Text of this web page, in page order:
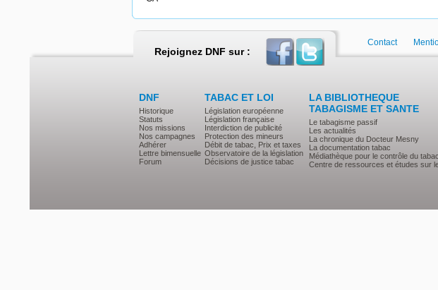
Rejoignez DNF sur :
DNF
Historique
Statuts
Nos missions
Nos campagnes
Adhérer
Lettre bimensuelle
Forum
TABAC ET LOI
Législation européenne
Législation française
Interdiction de publicité
Protection des mineurs
Débit de tabac, Prix et taxes
Observatoire de la législation
Décisions de justice tabac
LA BIBLIOTHEQUE
TABAGISME ET SANTE
Le tabagisme passif
Les actualités
La chronique du Docteur Mesny
La documentation tabac
Médiathèque pour le contrôle du tabac
Centre de ressources et études sur
Contact